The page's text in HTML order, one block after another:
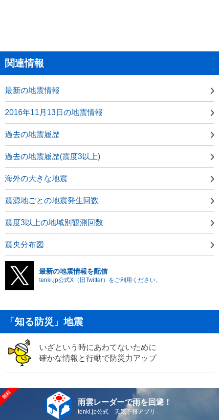
関連情報
最新の地震情報
2016年11月13日の地震情報
過去の地震履歴
過去の地震履歴(震度3以上)
海外の大きな地震
震源地ごとの地震発生回数
震度3以上の地域別観測回数
震央分布図
最新の地震情報を配信
tenki.jp公式X（旧Twitter）をご利用ください。
「知る防災」地震
いざという時にあわてないために
確かな情報と行動で防災力アップ
雨雲レーダーで雨を回避！
tenki.jp公式 天気予報アプリ